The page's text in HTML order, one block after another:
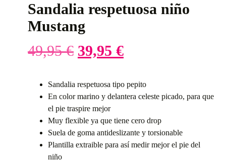
Sandalia respetuosa niño
Mustang
49,95€ 39,95 €
Sandalia respetuosa tipo pepito
En color marino y delantera celeste picado, para que
el pie traspire mejor
Muy flexible ya que tiene cero drop
Suela de goma antideslizante y torsionable
Plantilla extraible para así medir mejor el pie del
niño